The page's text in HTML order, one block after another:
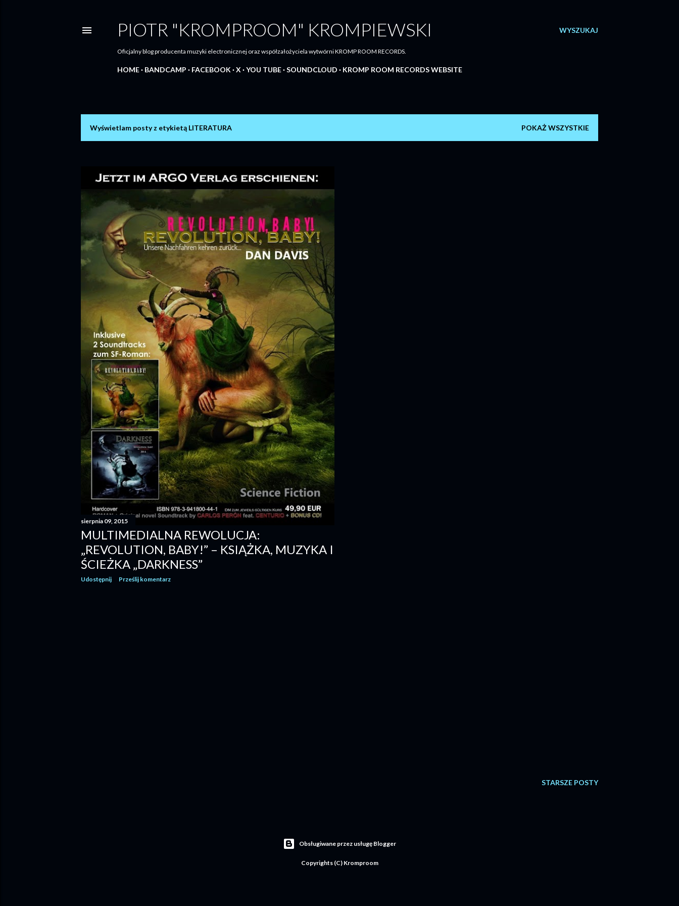
WYSZUKAJ
PIOTR "KROMPROOM" KROMPIEWSKI
Oficjalny blog producenta muzyki electronicznej oraz współzałożyciela wytwórni KROMP ROOM RECORDS.
HOME BANDCAMP FACEBOOK X YOU TUBE SOUNDCLOUD KROMP ROOM RECORDS WEBSITE
t
y
Wyświetlam posty z etykietą LITERATURA POKAŻ WSZYSTKIE
sierpnia 09, 2015
MULTIMEDIALNA REWOLUCJA:
„REVOLUTION, BABY!” – KSIĄŻKA, MUZYKA I
ŚCIEŻKA „DARKNESS”
Udostępnij Prześlij komentarz
STARSZE POSTY
Obsługiwane przez usługę Blogger
Copyrights (C) Kromproom